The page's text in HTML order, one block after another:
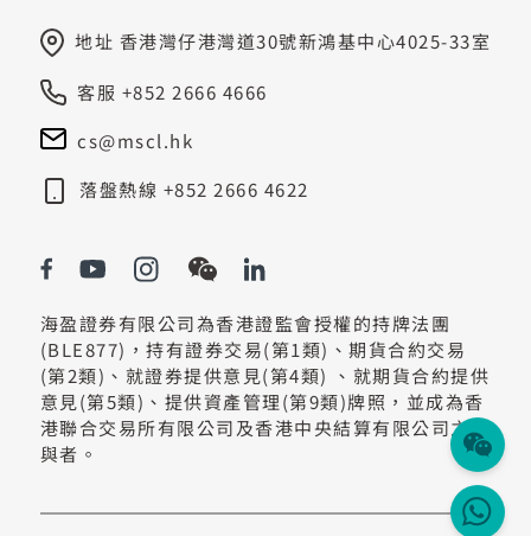
地址 香港灣仔港灣道30號新鴻基中心4025-33室
客服 +852 2666 4666
cs@mscl.hk
落盤熱線 +852 2666 4622
海盈證券有限公司為香港證監會授權的持牌法團
(BLE877)，持有證券交易(第1類)、期貨合約交易
(第2類)、就證券提供意見(第4類) 、就期貨合約提供
意見(第5類)、提供資產管理(第9類)牌照，並成為香
港聯合交易所有限公司及香港中央結算有限公司之參
與者。